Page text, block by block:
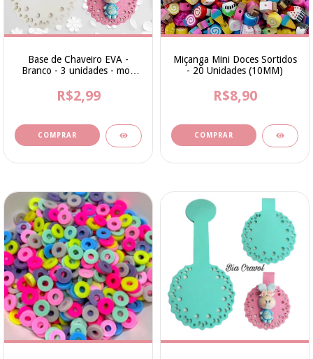
Base de Chaveiro EVA -
Branco - 3 unidades - mod
R$2,99
Miçanga Mini Doces Sortidos
- 20 Unidades (10MM)
R$8,90